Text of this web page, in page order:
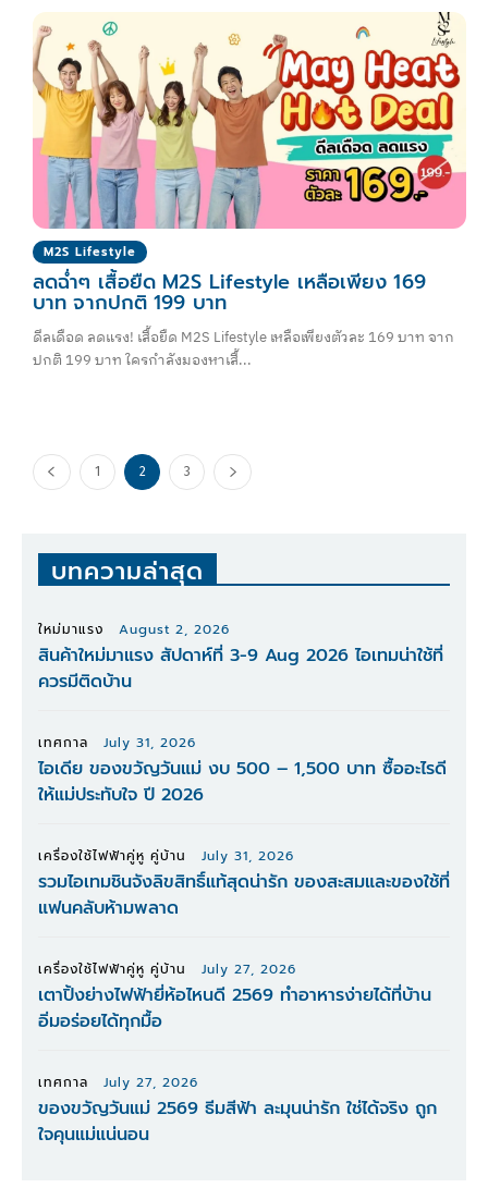
M2S Lifestyle
ลดฉ่ำๆ เสื้อยืด M2S Lifestyle เหลือเพียง 169
บาท จากปกติ 199 บาท
ดีลเดือด ลดแรง! เสื้อยืด M2S Lifestyle เหลือเพียงตัวละ 169 บาท จาก
ปกติ 199 บาท ใครกำลังมองหาเสื้...
1 2 3
บทความล่าสุด
ใหม่มาแรง August 2, 2026
สินค้าใหม่มาแรง สัปดาห์ที่ 3-9 Aug 2026 ไอเทมน่าใช้ที่
ควรมีติดบ้าน
เทศกาล July 31, 2026
ไอเดีย ของขวัญวันแม่ งบ 500 – 1,500 บาท ซื้ออะไรดี
ให้แม่ประทับใจ ปี 2026
เครื่องใช้ไฟฟ้าคู่หู คู่บ้าน July 31, 2026
รวมไอเทมชินจังลิขสิทธิ์แท้สุดน่ารัก ของสะสมและของใช้ที่
แฟนคลับห้ามพลาด
เครื่องใช้ไฟฟ้าคู่หู คู่บ้าน July 27, 2026
เตาปิ้งย่างไฟฟ้ายี่ห้อไหนดี 2569 ทำอาหารง่ายได้ที่บ้าน
อิ่มอร่อยได้ทุกมื้อ
เทศกาล July 27, 2026
ของขวัญวันแม่ 2569 ธีมสีฟ้า ละมุนน่ารัก ใช่ได้จริง ถูก
ใจคุนแม่แน่นอน